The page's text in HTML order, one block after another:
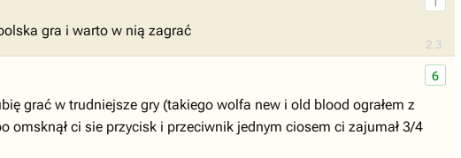
2.3
gra i warto w nią zagrać
6
grać w trudniejsze gry (takiego wolfa new i old blood ograłem z
ci sie przycisk i przeciwnik jednym ciosem ci zajumał 3/4